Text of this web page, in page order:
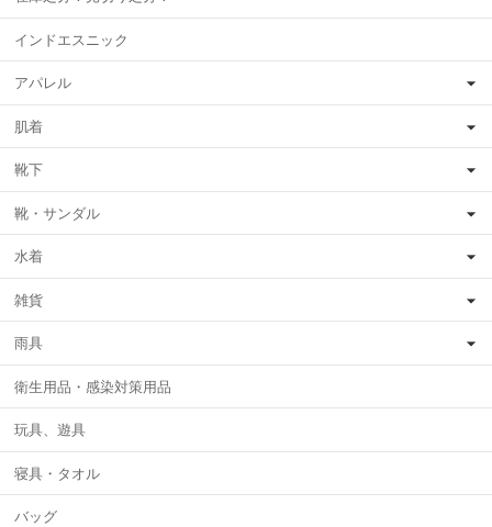
インドエスニック
アパレル
肌着
靴下
靴・サンダル
水着
雑貨
雨具
衛生用品・感染対策用品
玩具、遊具
寝具・タオル
バッグ